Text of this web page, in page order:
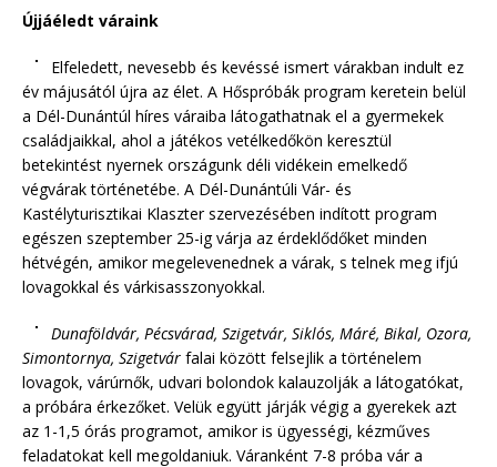
Újjáéledt váraink
Elfeledett, nevesebb és kevéssé ismert várakban indult ez
év májusától újra az élet. A Hőspróbák program keretein belül
a Dél-Dunántúl híres váraiba látogathatnak el a gyermekek
családjaikkal, ahol a játékos vetélkedőkön keresztül
betekintést nyernek országunk déli vidékein emelkedő
végvárak történetébe. A Dél-Dunántúli Vár- és
Kastélyturisztikai Klaszter szervezésében indított program
egészen szeptember 25-ig várja az érdeklődőket minden
hétvégén, amikor megelevenednek a várak, s telnek meg ifjú
lovagokkal és várkisasszonyokkal.
Dunaföldvár, Pécsvárad, Szigetvár, Siklós, Máré, Bikal, Ozora,
Simontornya, Szigetvár falai között felsejlik a történelem
lovagok, várúrnők, udvari bolondok kalauzolják a látogatókat,
a próbára érkezőket. Velük együtt járják végig a gyerekek azt
az 1-1,5 órás programot, amikor is ügyességi, kézműves
feladatokat kell megoldaniuk. Váranként 7-8 próba vár a